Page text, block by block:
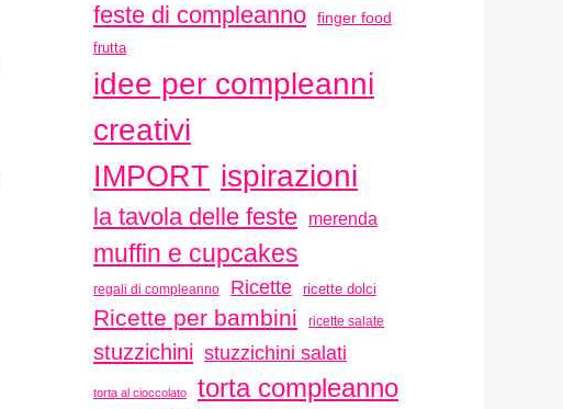
feste di compleanno finger food
frutta
idee per compleanni
creativi
IMPORT ispirazioni
la tavola delle feste merenda
muffin e cupcakes
regali di compleanno Ricette ricette dolci
Ricette per bambini ricette salate
stuzzichini stuzzichini salati
torta al cioccolato torta compleanno